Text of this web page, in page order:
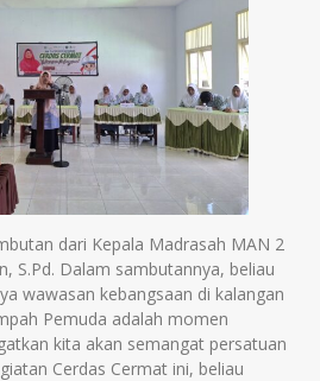
dari Kepala Madrasah MAN 2
S.Pd. Dalam sambutannya, beliau
wawasan kebangsaan di kalangan
Pemuda adalah momen
kita akan semangat persatuan
Cerdas Cermat ini, beliau